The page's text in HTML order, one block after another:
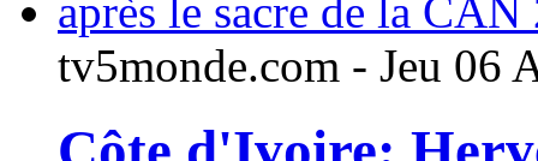
tv5monde.com - Jeu 06